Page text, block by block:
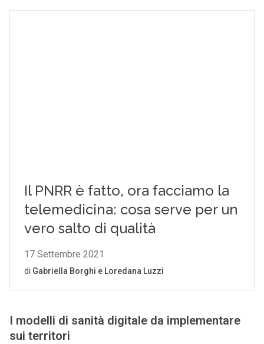
I modelli di sanità digitale da implementare
sui territori